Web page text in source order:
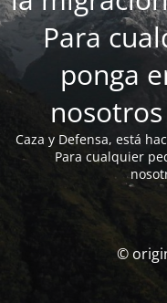
Para
ponga
Caza y Defensa, está
Para cualquier
©